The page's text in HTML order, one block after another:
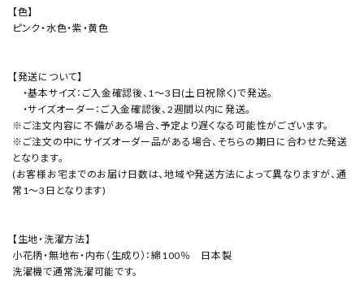
【色】
ピンク・水色・紫・黄色
【発送について】
・基本サイズ：ご入金確認後、1～3日(土日祝除く)で発送。
・サイズオーダー：ご入金確認後、2週間以内に発送。
※ご注文内容に不備がある場合、予定より遅くなる可能性がございます。
※ご注文の中にサイズオーダー品がある場合、そちらの期日に合わせた発送
となります。
(お客様お宅までのお届け日数は、地域や発送方法によって異なりますが、通
常1～3日となります)
【生地・洗濯方法】
小花柄・無地布・内布（生成り）：綿100％ 日本製
洗濯機で通常洗濯可能です。